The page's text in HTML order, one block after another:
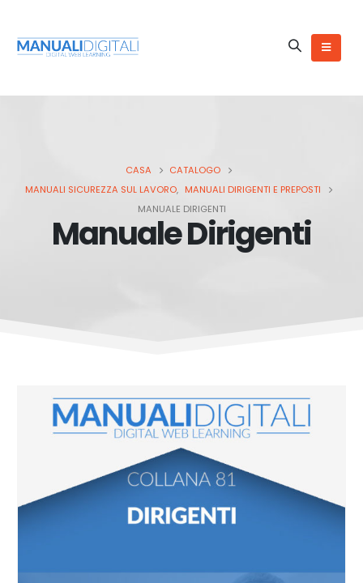
CASA
CATALOGO
MANUALI SICUREZZA SUL LAVORO, MANUALI DIRIGENTI E PREPOSTI
MANUALE DIRIGENTI
Manuale Dirigenti